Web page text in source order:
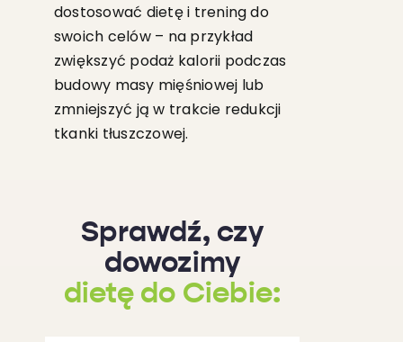
dostosować dietę i trening do
swoich celów – na przykład
zwiększyć podaż kalorii podczas
budowy masy mięśniowej lub
zmniejszyć ją w trakcie redukcji
tkanki tłuszczowej.
Sprawdź, czy
dowozimy
dietę do Ciebie: